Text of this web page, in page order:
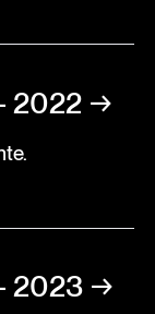
2022 →
2023 →